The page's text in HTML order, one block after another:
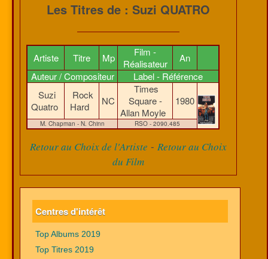
Les Titres de : Suzi QUATRO
Artiste Titre Mp
Film -
Réalisateur
An
Auteur / Compositeur
Label - Référence
Suzi
Quatro
Rock
Hard
NC
Times
Square -
Allan Moyle
1980
M. Chapman - N. Chinn RSO - 2090.485
Retour au Choix de l'Artiste - Retour au Choix
du Film
Centres d'intérêt
Top Albums 2019
Top Titres 2019